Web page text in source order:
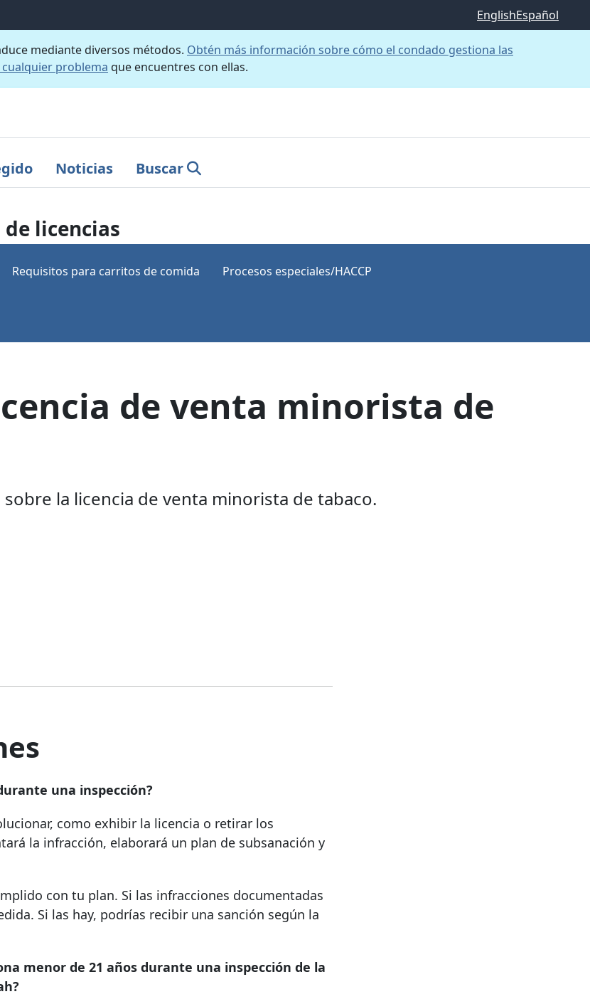
EnglishEspañol
mediante diversos métodos. Obtén más información sobre cómo el condado gestiona las
problema que encuentres con ellas.
Noticias Buscar
licencias
Requisitos para carritos de comida Procesos especiales/HACCP
de venta minorista de
la licencia de venta minorista de tabaco.
una inspección?
como exhibir la licencia o retirar los
la infracción, elaborará un plan de subsanación y
con tu plan. Si las infracciones documentadas
Si las hay, podrías recibir una sanción según la
menor de 21 años durante una inspección de la